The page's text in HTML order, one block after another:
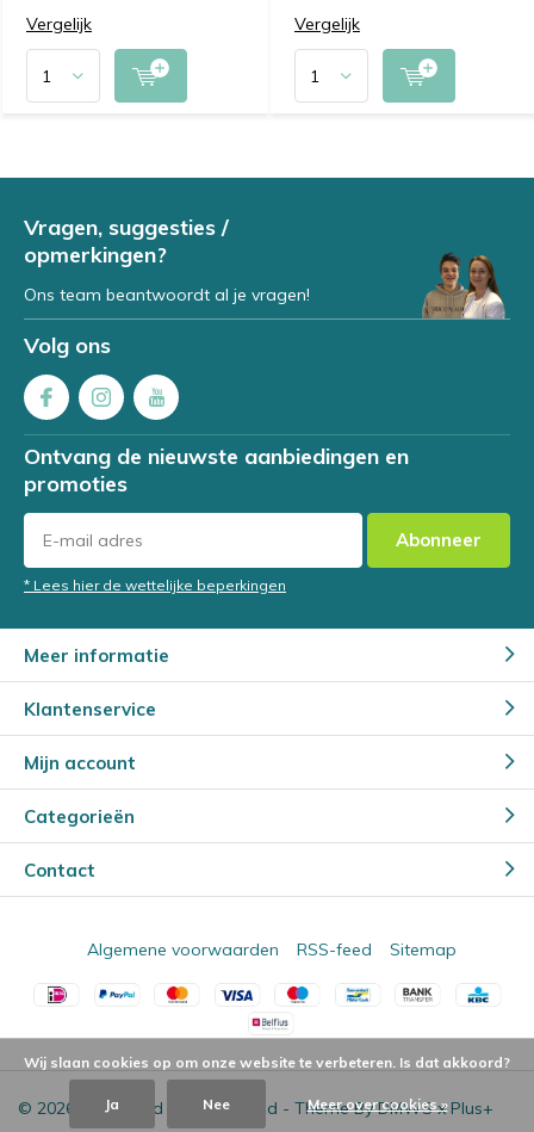
Vergelijk Vergelijk
Vragen, suggesties /
opmerkingen?
Ons team beantwoordt al je vragen!
Volg ons
Ontvang de nieuwste aanbiedingen en
promoties
Abonneer
* Lees hier de wettelijke beperkingen
Meer informatie
Klantenservice
Mijn account
Categorieën
Contact
© 2026 - Powered by Lightspeed - Theme ByDMWSxPlus+
Algemene voorwaarden RSS-feed Sitemap
Wij slaan cookies op om onze website te verbeteren. Is dat akkoord?
Ja Nee Meer over cookies »